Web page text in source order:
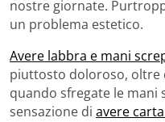
nostre giornate.
un problema estetico.
Avere labbra e mani
piuttosto doloroso, oltre
quando sfregate le mani
sensazione di avere